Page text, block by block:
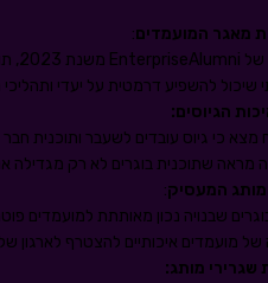
מאגר המועמדים:
שיכול להשפיע דרמטית על יעדי
הגיוסים:
מצא כי גיוס עובדים לשעבר ותוכנית
מראה שתוכנית בוגרים לא רק מגדילה
המעסיק:
שבנויה נכון מאותתת למועמדים
מועמדים איכותיים להצטרף לארגון
שגרירי מותג: